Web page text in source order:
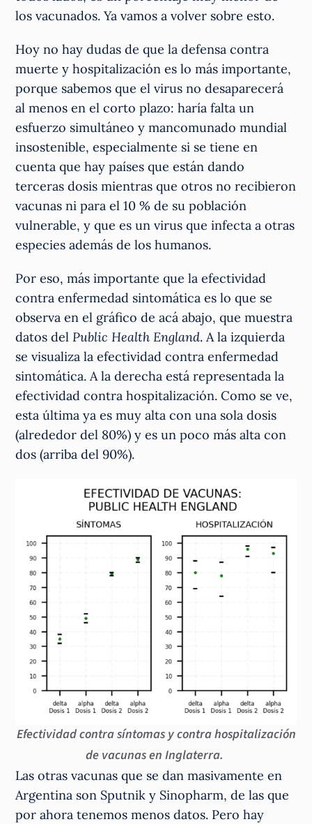
los vacunados. Ya vamos a volver sobre esto.
Hoy no hay dudas de que la defensa contra
muerte y hospitalización es lo más importante,
porque sabemos que el virus no desaparecerá
al menos en el corto plazo: haría falta un
esfuerzo simultáneo y mancomunado mundial
insostenible, especialmente si se tiene en
cuenta que hay países que están dando
terceras dosis mientras que otros no recibieron
vacunas ni para el 10 % de su población
vulnerable, y que es un virus que infecta a otras
especies además de los humanos.
Por eso, más importante que la efectividad
contra enfermedad sintomática es lo que se
observa en el gráfico de acá abajo, que muestra
datos delPublic Health England. A la izquierda
se visualiza la efectividad contra enfermedad
sintomática. A la derecha está representada la
efectividad contra hospitalización. Como se ve,
esta última ya es muy alta con una sola dosis
(alrededor del 80%) y es un poco más alta con
dos (arriba del 90%).
Efectividad contra síntomas y contra hospitalización
de vacunas en Inglaterra.
Las otras vacunas que se dan masivamente en
Argentina son Sputnik y Sinopharm, de las que
por ahora tenemos menos datos. Pero hay